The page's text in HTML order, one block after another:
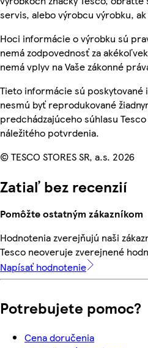
servis, alebo výrobcu výrobku,
Hoci informácie o výrobku sú
nemá zodpovednosť za
nemá vplyv na Vaše zákonné
Tieto informácie sú
nesmú byť reprodukované
predchádzajúceho súhlasu
náležitého potvrdenia.
© TESCO STORES SR, a.s. 2026
Zatiaľ bez recenzií
Pomôžte ostatným zákazníkom
Hodnotenia zverejňujú naši
Tesco neoveruje zverejnené
Napísať hodnotenie
Potrebujete pomoc?
Cena doručenia